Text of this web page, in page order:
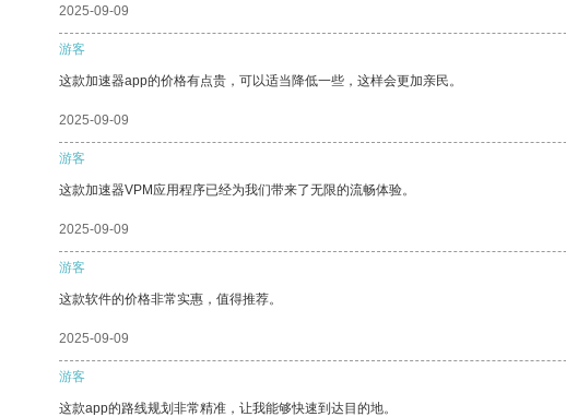
2025-09-09
游客
这款加速器app的价格有点贵，可以适当降低一些，这样会更加亲民。
2025-09-09
游客
这款加速器VPM应用程序已经为我们带来了无限的流畅体验。
2025-09-09
游客
这款软件的价格非常实惠，值得推荐。
2025-09-09
游客
这款app的路线规划非常精准，让我能够快速到达目的地。